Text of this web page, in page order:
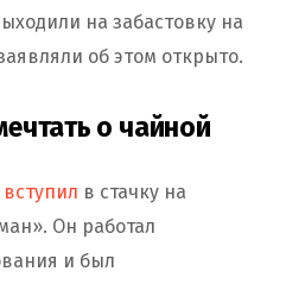
на забастовку на
об этом открыто.
о чайной
вступил в стачку на
Он работал
и был